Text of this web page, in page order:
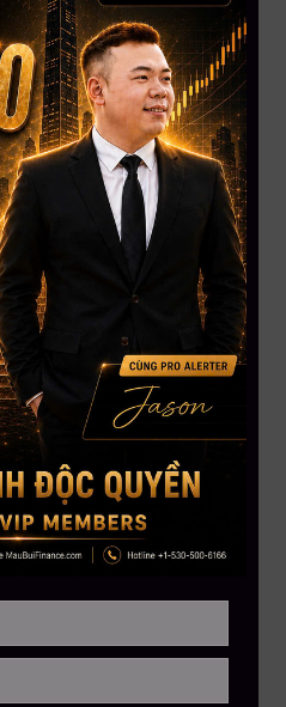
“golden cross”, nhiều
mới
phát tín hiệu bullish tương tự
Một số nhà phân tích nhận
là đáy của chu kỳ giảm và
đợt bứt phá lớn tiếp theo.
dài hạn quanh $180,000 đến
tiếp tục đổ vào thị trường.
trung mạnh vào AI và crypto
phát và căng thẳng địa chính
vọng tăng trưởng công nghệ
giúp hàng triệu người Việt
tư tài chánh
(USA – Canada only)
vip2